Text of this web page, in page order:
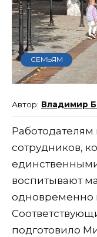
СЕМЬЯМ
Владимир
Работодателям
сотрудников,
воспитывают
одновременно
подготовило